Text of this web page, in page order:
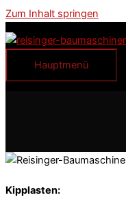
Zum Inhalt springen
Hauptmenü
Kipplasten: